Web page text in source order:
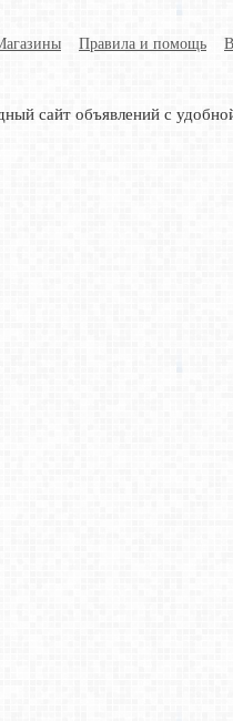
Правила и помощь
сайт объявлений с